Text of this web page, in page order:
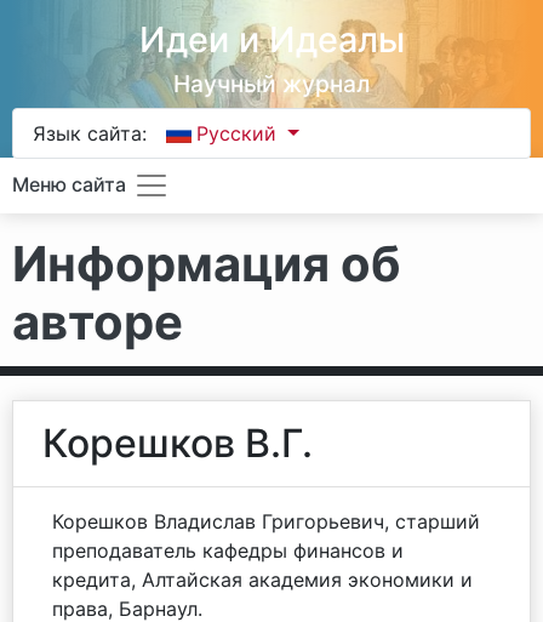
Идеи и Идеалы
Научный журнал
Язык сайта: Русский
Меню сайта
Информация об
авторе
Корешков В.Г.
Корешков Владислав Григорьевич, старший
преподаватель кафедры финансов и
кредита, Алтайская академия экономики и
права, Барнаул.